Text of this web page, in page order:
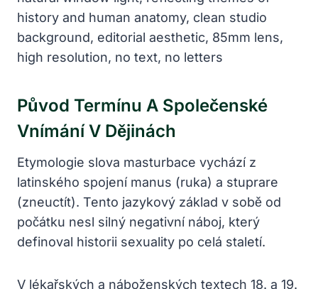
Původ Termínu A Společenské
Vnímání V Dějinách
Etymologie slova masturbace vychází z
latinského spojení manus (ruka) a stuprare
(zneuctít). Tento jazykový základ v sobě od
počátku nesl silný negativní náboj, který
definoval historii sexuality po celá staletí.
V lékařských a náboženských textech 18. a 19.